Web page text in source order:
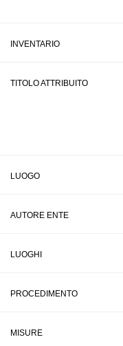
INVENTARIO
TITOLO ATTRIBUITO
LUOGO
AUTORE ENTE
LUOGHI
PROCEDIMENTO
MISURE